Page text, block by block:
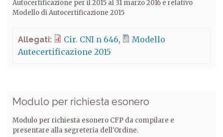
Autocertificazione per il 2015 al 31 marzo 2016 e relativo
Modello di Autocertificazione 2015
Allegati: Cir. CNI n 646
Modello
Autecertificazione 2015
Modulo per richiesta esonero
Modulo per richiesta esonero CFP da compilare e
presentare alla segreteria dell'Ordine.